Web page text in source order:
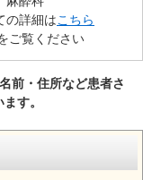
の詳細はこちら
ご覧ください
前・住所など患者さ
す。